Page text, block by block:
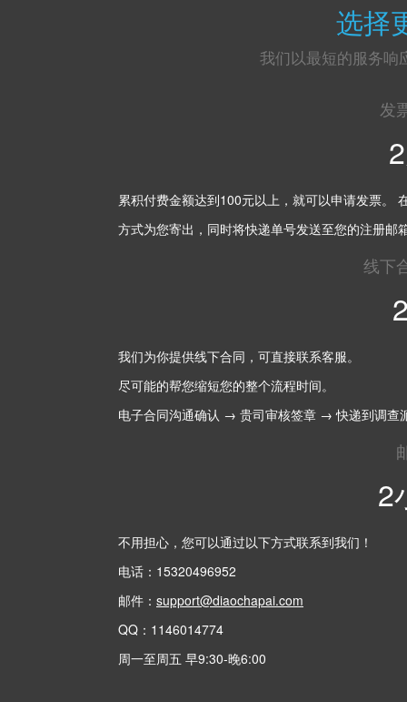
选择
我们以最短的服务响
发
累积付费金额达到100元以上，就可以申请发票。
方式为您寄出，同时将快递单号发送至您的注册邮
线下
我们为你提供线下合同，可直接联系客服。
尽可能的帮您缩短您的整个流程时间。
电子合同沟通确认 → 贵司审核签章 → 快递到调查
2
不用担心，您可以通过以下方式联系到我们！
电话：15320496952
邮件： support@diaochapai.com
QQ：1146014774
周一至周五 早9:30-晚6:00